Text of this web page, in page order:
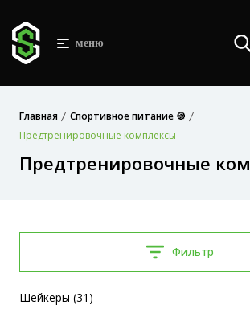
меню
Главная
Спортивное питание 🍪
Предтренировочные комплексы
Предтренировочные
Фильтр
Шейкеры (31)